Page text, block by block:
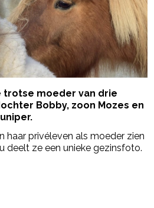
trotse moeder van drie
Bobby, zoon Mozes en
haar privéleven als moeder zien
deelt ze een unieke gezinsfoto.